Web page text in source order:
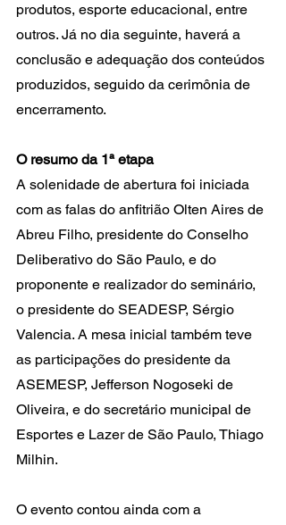
produtos, esporte educacional, entre
outros. Já no dia seguinte, haverá a
conclusão e adequação dos conteúdos
produzidos, seguido da cerimônia de
encerramento.
O resumo da 1ª etapa
A solenidade de abertura foi iniciada
com as falas do anfitrião Olten Aires de
Abreu Filho, presidente do Conselho
Deliberativo do São Paulo, e do
proponente e realizador do seminário,
o presidente do SEADESP, Sérgio
Valencia. A mesa inicial também teve
as participações do presidente da
ASEMESP, Jefferson Nogoseki de
Oliveira, e do secretário municipal de
Esportes e Lazer de São Paulo, Thiago
Milhin.
O evento contou ainda com a